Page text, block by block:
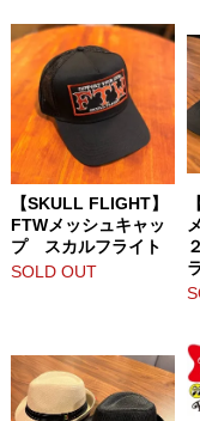
【SKULL FLIGHT】
FTWメッシュキャッ
プ スカルフライト
SOLD OUT